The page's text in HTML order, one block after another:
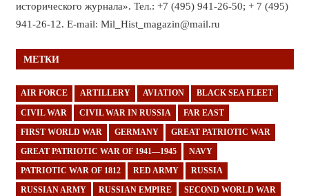
исторического журнала». Тел.: +7 (495) 941-26-50; + 7 (495)
941-26-12. E-mail: Mil_Hist_magazin@mail.ru
МЕТКИ
AIR FORCE ARTILLERY AVIATION BLACK SEA FLEET
CIVIL WAR CIVIL WAR IN RUSSIA FAR EAST
FIRST WORLD WAR GERMANY GREAT PATRIOTIC WAR
GREAT PATRIOTIC WAR OF 1941—1945 NAVY
PATRIOTIC WAR OF 1812 RED ARMY RUSSIA
RUSSIAN ARMY RUSSIAN EMPIRE SECOND WORLD WAR